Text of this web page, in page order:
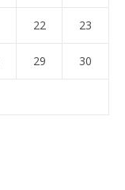
22 23
29 30